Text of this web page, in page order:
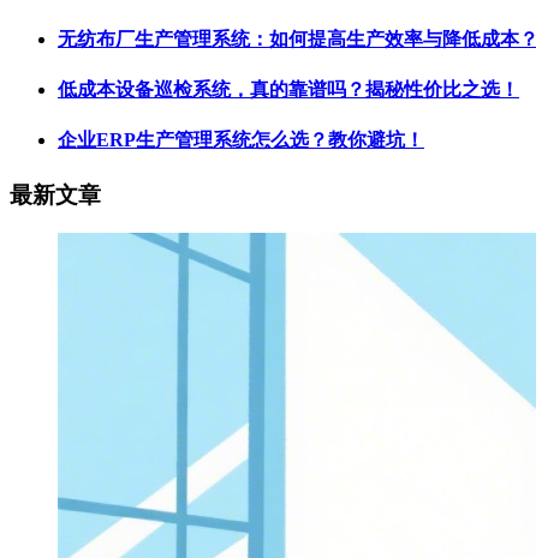
无纺布厂生产管理系统：如何提高生产效率与降低成本？
低成本设备巡检系统，真的靠谱吗？揭秘性价比之选！
企业ERP生产管理系统怎么选？教你避坑！
最新文章